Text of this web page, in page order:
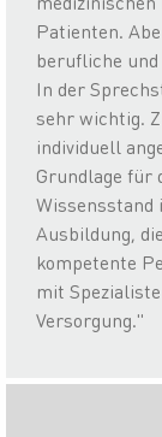
Patienten.
berufliche
In der
sehr wichtig.
individuell
Grundlage für
Wissensstand
Ausbildung,
kompetente
mit
Versorgung."